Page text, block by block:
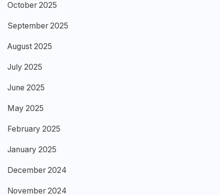
October 2025
September 2025
August 2025
July 2025
June 2025
May 2025
February 2025
January 2025
December 2024
November 2024